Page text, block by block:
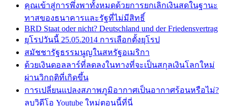
คุณเข้าสู่การพึ่งพาทั้งหมดด้วยการยกเลิกเงินสดในฐานะ
ทาสของธนาคารและรัฐที่ไม่มีสิทธิ์
BRD Staat oder nicht? Deutschland und der Friedensvertrag
ยุโรปวันนี้ 25.05.2014 การเลือกตั้งยุโรป
สมัชชารัฐธรรมนูญในสหรัฐอเมริกา
ด้วยเงินดอลลาร์ที่ลดลงในทางที่จะเป็นสกุลเงินโลกใหม่
ผ่านวิกฤติที่เกิดขึ้น
การเปลี่ยนแปลงสภาพภูมิอากาศเป็นอากาศร้อนหรือไม่?
ลบวิดีโอ Youtube ใหม่ตอนนี้ที่นี่